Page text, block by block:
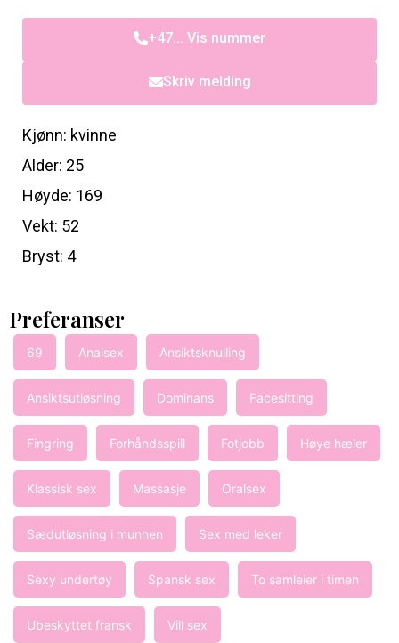
+47... Vis nummer
Skriv melding
Kjønn: kvinne
Alder: 25
Høyde: 169
Vekt: 52
Bryst: 4
Preferanser
69 Analsex Ansiktsknulling
Ansiktsutløsning Dominans Facesitting
Fingring Forhåndsspill Fotjobb Høye hæler
Klassisk sex Massasje Oralsex
Sædutløsning i munnen Sex med leker
Sexy undertøy Spansk sex To samleier i timen
Ubeskyttet fransk Vill sex